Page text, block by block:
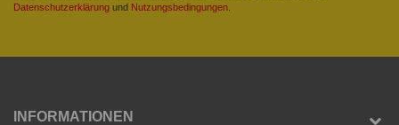
Datenschutzerklärung und Nutzungsbedingungen
INFORMATIONEN